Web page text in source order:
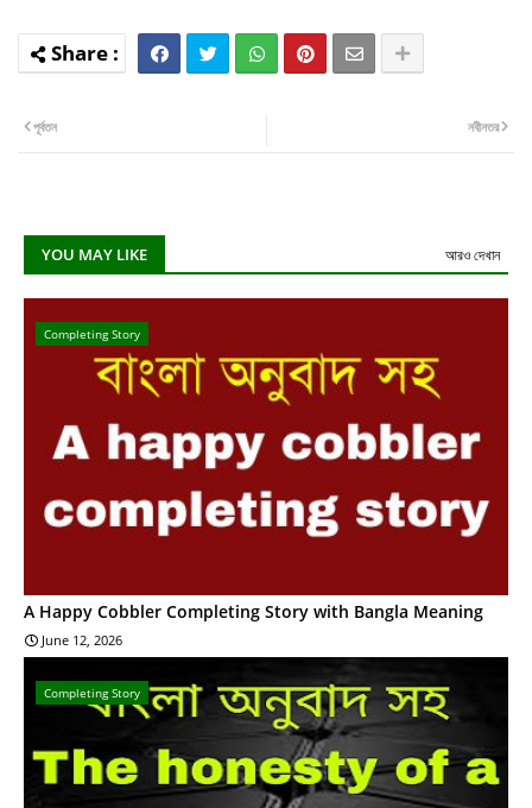
নবীনতর
পূর্বতন
YOU MAY LIKE আরও দেখান
Completing Story
A Happy Cobbler Completing Story with Bangla Meaning
June 12, 2026
Completing Story